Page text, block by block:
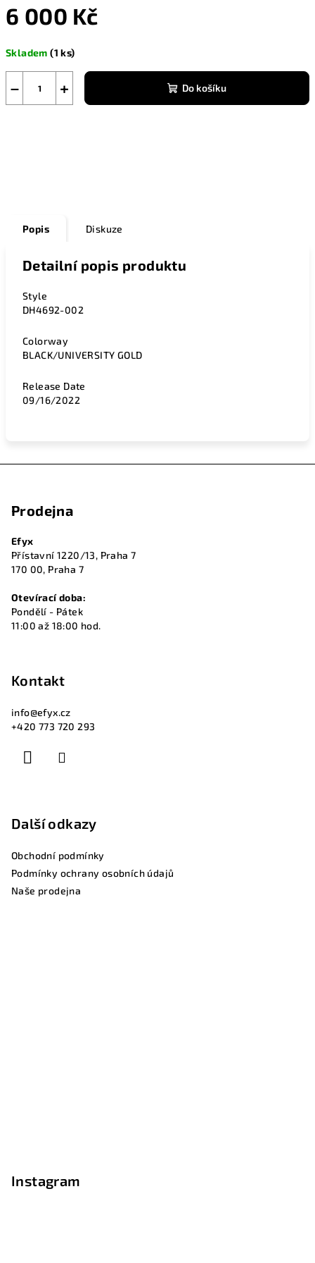
6 000 Kč
cena:
Skladem(1 ks)
+
− Do košíku
Popis Diskuze
Detailní popis produktu
Style
DH4692-002
Colorway
BLACK/UNIVERSITY GOLD
Release Date
09/16/2022
Prodejna
Efyx
Přístavní 1220/13, Praha 7
170 00, Praha 7
Otevírací doba:
Pondělí - Pátek
11:00 až 18:00 hod.
Kontakt
info@efyx.cz
+420 773 720 293
Další odkazy
Obchodní podmínky
Podmínky ochrany osobních údajů
Naše prodejna
Instagram